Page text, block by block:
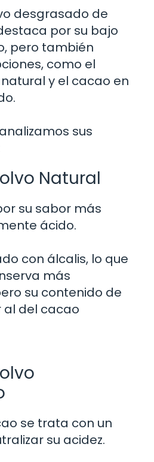
desgrasado de
por su bajo
pero también
como el
y el cacao en
sus
Natural
su sabor más
ácido.
con álcalis, lo que
más
su contenido de
al del cacao
se trata con un
su acidez.